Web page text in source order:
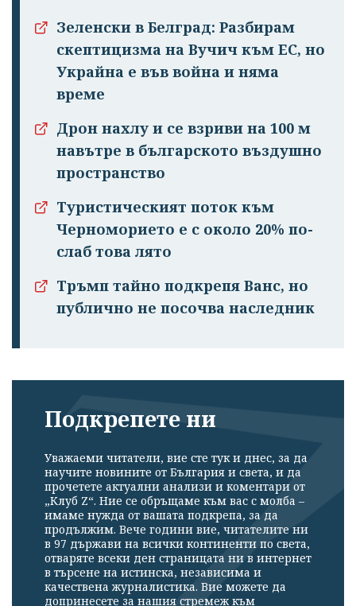
Зеленски в Белград: Разбирам
скептицизма на Вучич към ЕС, но
Украйна е във война и няма
време
Дрон нахлу и се взриви на 100 м
навътре в българското въздушно
пространство
Туристическият поток към
Черноморието е с около 20% по-
слаб това лято
Тръмп тайно подкрепя Ванс, но
публично не посочва наследник
Подкрепете ни
Уважаеми читатели, вие сте тук и днес, за да
научите новините от България и света, и да
прочетете актуални анализи и коментари от
„Клуб Z“. Ние се обръщаме към вас с молба –
имаме нужда от вашата подкрепа, за да
продължим. Вече години вие, читателите ни
в 97 държави на всички континенти по света,
отваряте всеки ден страницата ни в интернет
в търсене на истинска, независима и
качествена журналистика. Вие можете да
допринесете за нашия стремеж към